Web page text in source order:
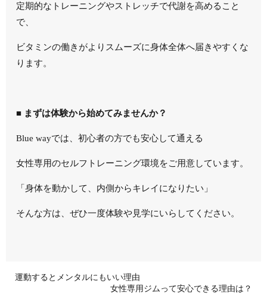
定期的なトレーニングやストレッチで代謝を高めること
で、
ビタミンの働きがよりスムーズに身体全体へ届きやすくな
ります。
■ まずは体験から始めてみませんか？
Blue wayでは、初心者の方でも安心して通える
女性専用のセルフトレーニング環境をご用意しています。
「身体を動かして、内側からキレイになりたい」
そんな方は、ぜひ一度体験や見学にいらしてください。
運動するとメンタルにもいい理由
女性専用ジムって安心できる理由は？